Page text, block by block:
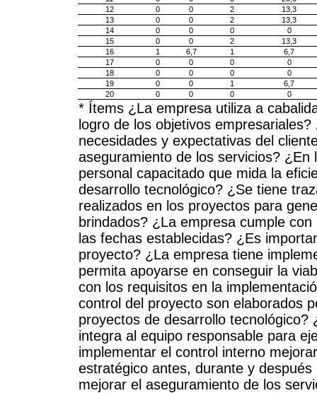
12
0 0 2
13,3
13
0 0 2
13,3
14
0 0 0
0
15
0 0 2
13,3
16
1 6,7 1
6,7
17
0 0 0
0
18
0 0 0
0
19
0 0 1
6,7
20
0 0 0 0
* Ítems ¿La empresa utiliza a
logro de los objetivos
necesidades y expectativas del
aseguramiento de los servicios?
personal capacitado que mida la
desarrollo tecnológico? ¿Se tiene
realizados en los proyectos para
brindados? ¿La empresa cumple
las fechas establecidas? ¿Es
proyecto? ¿La empresa tiene
permita apoyarse en conseguir la
con los requisitos en la
control del proyecto son elaborados
proyectos de desarrollo
integra al equipo responsable para
implementar el control interno
estratégico antes, durante y
mejorar el aseguramiento de los